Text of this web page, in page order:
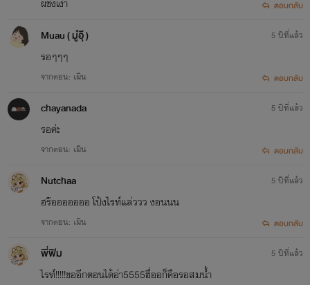
ตอบกลับ
Muau ( มู๋อุ๊ )
รอๆๆๆ
จากตอน: เมิน
5 ปีที่แล้ว
ตอบกลับ
chayanada
รอค่ะ
จากตอน: เมิน
5 ปีที่แล้ว
ตอบกลับ
Nutchaa
ฮรือออออออ โป้งไรท์แล่ววว งอนนน
จากตอน: เมิน
5 ปีที่แล้ว
ตอบกลับ
พี่ฟิม
ไรท์!!!!!ขออีกตอนได้อ่า5555ฮื่ออก็คือรอสมน้ำ
5 ปีที่แล้ว